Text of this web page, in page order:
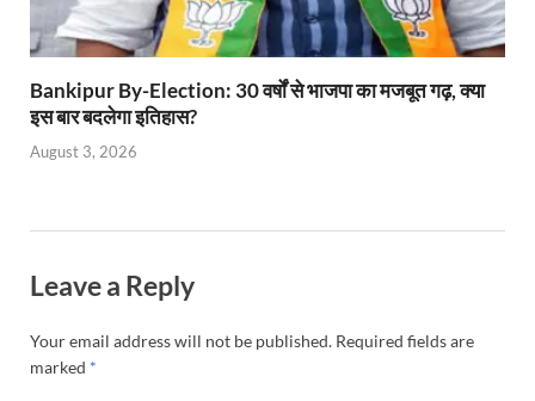
Bankipur By-Election: 30 वर्षों से भाजपा का मजबूत गढ़, क्या
इस बार बदलेगा इतिहास?
August 3, 2026
Leave a Reply
Your email address will not be published. Required fields are
marked *